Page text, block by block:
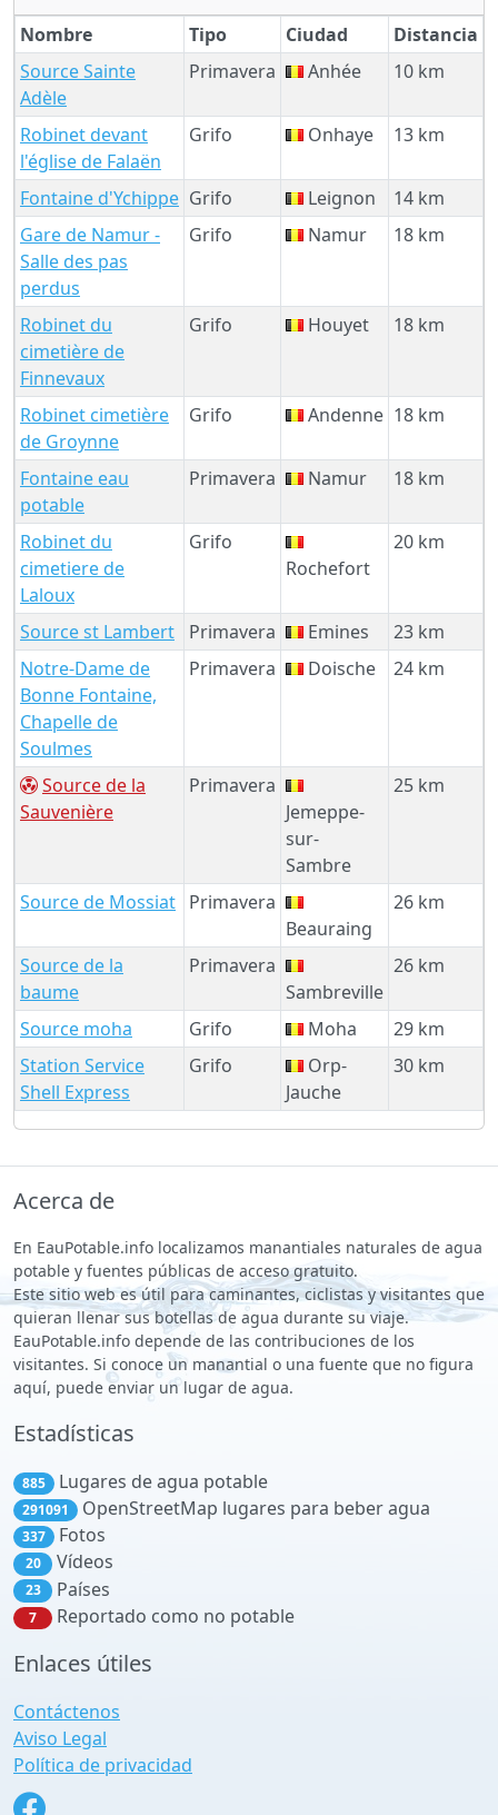
Nombre Tipo Ciudad
Distancia
Source Sainte
Adèle
Primavera Anhée 10 km
Robinet devant
l'église de Falaën
Grifo Onhaye 13 km
Fontaine d'Ychippe Grifo Leignon
14 km
Gare de Namur -
Salle des pas
perdus
Grifo Namur 18 km
Robinet du
cimetière de
Finnevaux
Grifo Houyet 18 km
Robinet cimetière
de Groynne
Grifo Andenne 18 km
Fontaine eau
potable
Primavera Namur 18 km
Robinet du
cimetiere de
Laloux
Grifo
Rochefort
20 km
Source st Lambert Primavera Emines
23 km
Notre-Dame de
Bonne Fontaine,
Chapelle de
Soulmes
Primavera Doische 24 km
Source de la
Sauvenière
Primavera
Jemeppe-
sur-
Sambre
25 km
Source de Mossiat Primavera
Beauraing
26 km
Source de la
baume
Primavera
Sambreville
26 km
Source moha Grifo Moha
29 km
Station Service
Shell Express
Grifo
Orp-
Jauche
30 km
Acerca de
En EauPotable.info localizamos manantiales naturales de agua
potable y fuentes públicas de acceso gratuito.
Este sitio web es útil para caminantes, ciclistas y visitantes que
quieran llenar sus botellas de agua durante su viaje.
EauPotable.info depende de las contribuciones de los
visitantes. Si conoce un manantial o una fuente que no figura
aquí, puede enviar un lugar de agua.
Estadísticas
885 Lugares de agua potable
291091 OpenStreetMap lugares para beber agua
337 Fotos
20 Vídeos
23 Países
7 Reportado como no potable
Enlaces útiles
Contáctenos
Aviso Legal
Política de privacidad